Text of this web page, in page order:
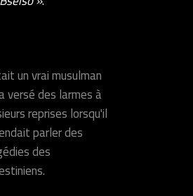
un vrai musulman
versé des larmes à
reprises lorsqu'il
parler des
des